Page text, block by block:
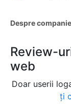
Despre
Review-
web
Doar userii
ți